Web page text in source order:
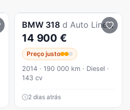
BMW 318 d Auto Line Luxury
14 900 €
Preço justo
2014 · 190 000 km · Diesel ·
143 cv
2 dias atrás